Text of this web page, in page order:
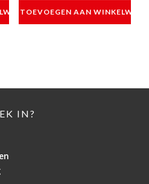
TOEVOEGEN AAN
IN?